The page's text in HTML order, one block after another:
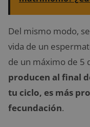
Del mismo modo,
vida de un
de un máximo de 5
producen al final
tu ciclo, es más
fecundación.